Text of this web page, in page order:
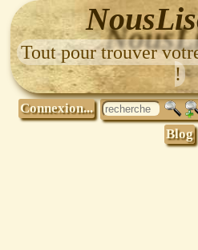
Tout pour trouver
!
Connexion...
Blog